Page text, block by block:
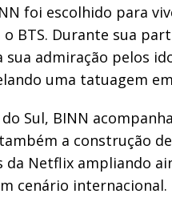
foi escolhido para
BTS. Durante sua
admiração pelos
uma tatuagem
Sul, BINN
a construção
Netflix ampliando
cenário internacional.